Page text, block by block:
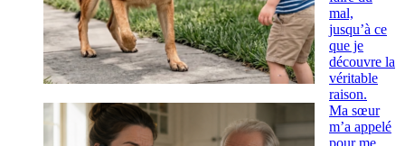
mal,
jusqu’à ce
que je
découvre la
véritable
raison.
Ma sœur
m’a appelé